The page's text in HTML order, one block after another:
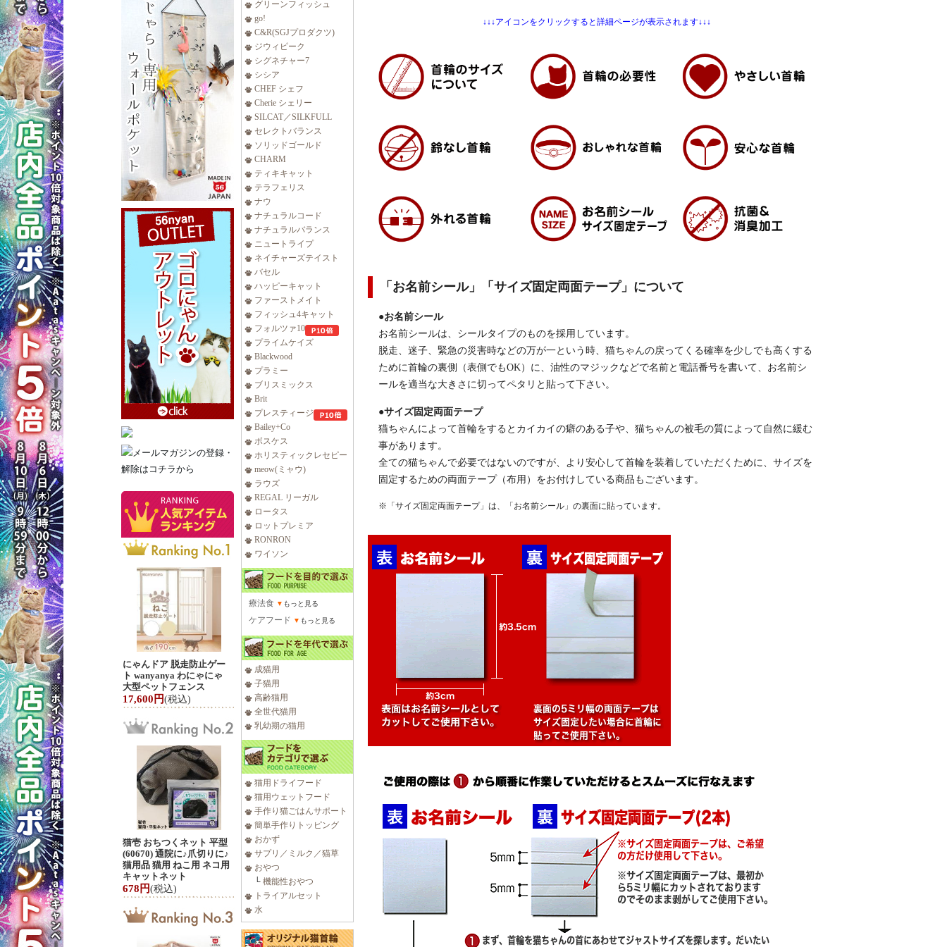
にゃんドア 脱走防止ゲー
ト wanyanya わにゃにゃ
大型ペットフェンス
17,600円(税込)
猫壱 おちつくネット 平型
(60670) 通院に♪爪切りに♪
猫用品 猫用 ねこ用 ネコ用
キャットネット
678円(税込)
グリーンフィッシュ
go!
C&R(SGJプロダクツ)
ジウィピーク
シグネチャー7
シシア
CHEF シェフ
Cherie シェリー
SILCAT／SILKFULL
セレクトバランス
ソリッドゴールド
CHARM
ティキキャット
テラフェリス
ナウ
ナチュラルコード
ナチュラルバランス
ニュートライプ
ネイチャーズテイスト
バセル
ハッピーキャット
ファーストメイト
フィッシュ4キャット
フォルツァ10
プライムケイズ
Blackwood
プラミー
ブリスミックス
Brit
プレスティージ
Bailey+Co
ボスケス
ホリスティックレセピー
meow(ミャウ)
ラウズ
REGAL リーガル
ロータス
ロットプレミア
RONRON
ワイソン
療法食 ▼ もっと見る
ケアフード ▼ もっと見る
成猫用
子猫用
高齢猫用
全世代猫用
乳幼期の猫用
猫用ドライフード
猫用ウェットフード
手作り猫ごはんサポート
簡単手作りトッピング
おかず
サプリ／ミルク／猫草
おやつ
└ 機能性おやつ
トライアルセット
水
↓↓↓アイコンをクリックすると詳細ページが表示されます↓↓↓
「お名前シール」「サイズ固定両面テープ」について
●お名前シール
お名前シールは、シールタイプのものを採用しています。
脱走、迷子、緊急の災害時などの万が一という時、猫ちゃんの戻ってくる確率を少しでも高くする
ために首輪の裏側（表側でもOK）に、油性のマジックなどで名前と電話番号を書いて、お名前シ
ールを適当な大きさに切ってペタリと貼って下さい。
●サイズ固定両面テープ
猫ちゃんによって首輪をするとカイカイの癖のある子や、猫ちゃんの被毛の質によって自然に緩む
事があります。
全ての猫ちゃんで必要ではないのですが、より安心して首輪を装着していただくために、サイズを
固定するための両面テープ（布用）をお付けしている商品もございます。
※「サイズ固定両面テープ」は、「お名前シール」の裏面に貼っています。